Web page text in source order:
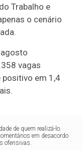
Trabalho e
o cenário
vagas
positivo em 1,4
de quem realizá-lo.
em desacordo
ofensivas.